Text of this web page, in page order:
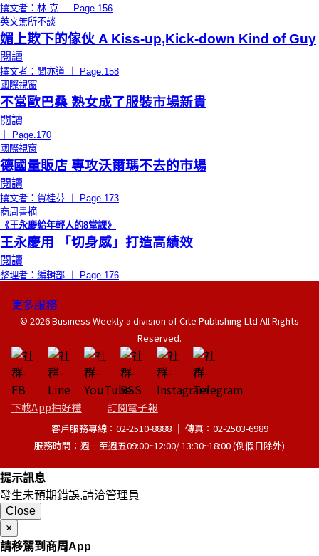
撰文者：林 克 ｜ Page.156
英文無所不談
媚上欺下的傢伙 A Kiss-up,Kick-down Kind of Guy
閱讀
撰文者：聞亦道 ｜ Page.158
國際視窗
不當歐巴桑 熟女成了服裝市場新貴
閱讀
｜ Page.170
國際視窗
德國量販店 專攻沃爾瑪不去的市場
閱讀
撰文者：賀桂芬 ｜ Page.173
商周書摘
《王永慶給年輕人的8堂課》
王永慶用 「切身感」打造高績效
閱讀
整理者：編輯部 ｜ Page.176
更多服務
© 2026 Business Weekly a division of Cite Publishing Ltd All Rights
Reserved.
下載App抽好禮 訂閱電子報
客戶服務專線：02-2510-8888 │ 傳真：02-2503-6989
服務時間：週一至週五09:00~12:00/ 13:30~18:00 (例假日除外)
提示訊息
發生未預期錯誤,請洽管理員
Close
×
請移駕到商周App